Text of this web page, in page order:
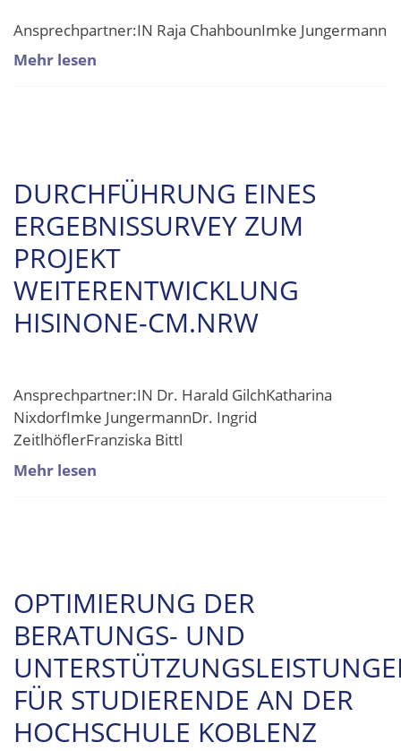
Ansprechpartner:IN Raja ChahbounImke Jungermann
Mehr lesen
DURCHFÜHRUNG EINES
ERGEBNISSURVEY ZUM
PROJEKT
WEITERENTWICKLUNG
HISINONE-CM.NRW
Ansprechpartner:IN Dr. Harald GilchKatharina
NixdorfImke JungermannDr. Ingrid
ZeitlhöflerFranziska Bittl
Mehr lesen
OPTIMIERUNG DER
BERATUNGS- UND
FÜR STUDIERENDE AN DER
HOCHSCHULE KOBLENZ